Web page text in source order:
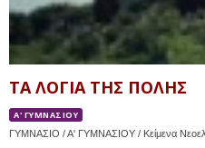
ΤΑ ΛΟΓΙΑ ΤΗΣ ΠΟΛΗΣ
Α' ΓΥΜΝΑΣΙΟΥ
ΓΥΜΝΑΣΙΟ / Α' ΓΥΜΝΑΣΙΟΥ / Κείμενα